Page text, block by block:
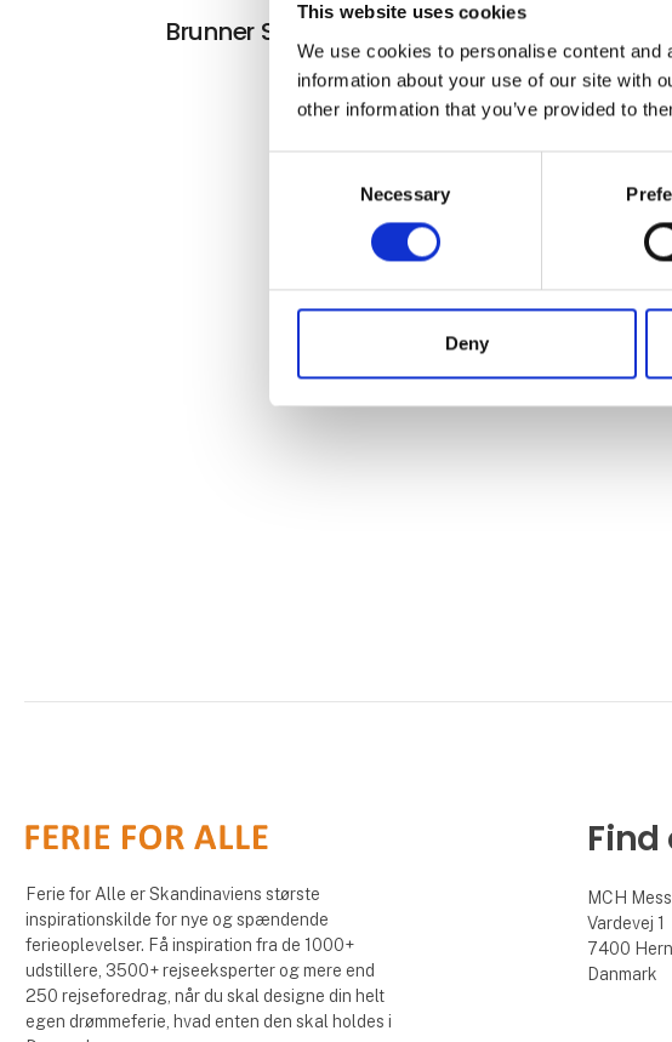
This website uses cookies
We use cookies to personalise content
information about your use of our site with
other information that you’ve provided to
Necessary
Deny
Brunner Skye 3D campingstol
Ferie for Alle er Skandinaviens største
inspirationskilde for nye og spændende
ferieoplevelser. Få inspiration fra de 1000+
udstillere, 3500+ rejseeksperter og mere end
250 rejseforedrag, når du skal designe din helt
egen drømmeferie, hvad enten den skal holdes i
Find
MCH
Vardevej 1
7400
Danmark